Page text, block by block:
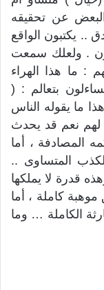
عن تحقيقه
.. يكتبون الواقع
. ولعلك سمعت
: ما هذا الهراء
بتعالم : (
ما يقوله الناس
نعم قد يحدث
المصادفة ، أما
المتساوى ..
قدرة لا يملكها
موهبة كاملة ، أما
الكاملة … وما